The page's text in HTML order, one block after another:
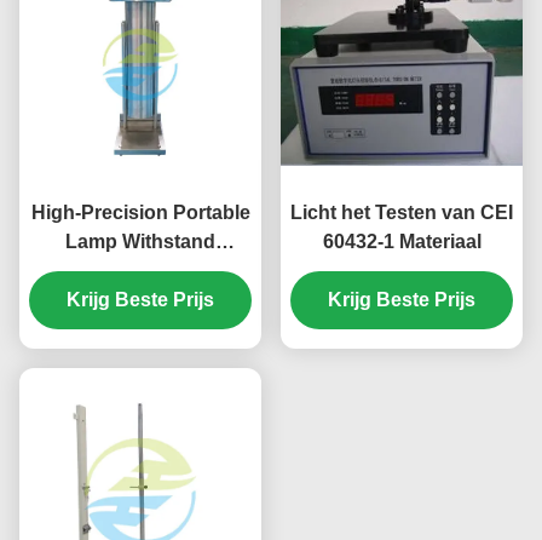
High-Precision Portable
Lamp Withstand
Voltage Tester in
Stainless Steel for
Reliable Light Testing
Krijg Beste Prijs
Licht het Testen van CEI
60432-1 Materiaal
Krijg Beste Prijs